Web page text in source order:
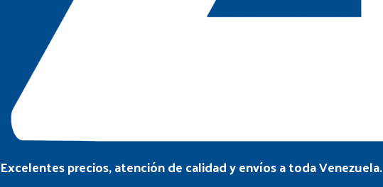
Excelentes precios, atención de calidad y envíos a toda Venezuela.